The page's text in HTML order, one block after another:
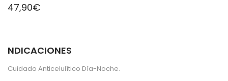
47,90€
NDICACIONES
Cuidado Anticelulítico Día-Noche.